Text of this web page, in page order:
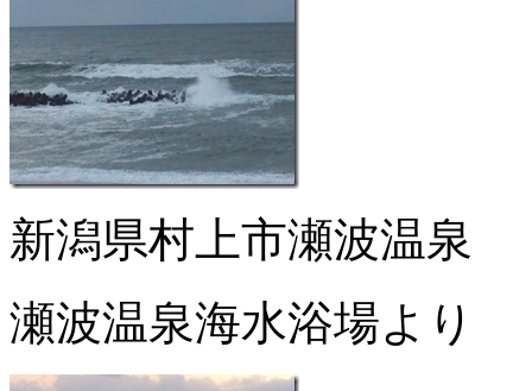
新潟県村上市瀬波温泉
瀬波温泉海水浴場より